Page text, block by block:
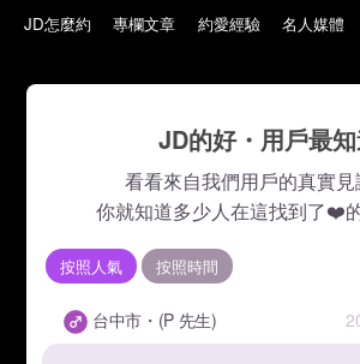
JD怎麼約 專欄文章 約愛經驗 名人媒體
JD的好・用戶最
看看來自我們用戶的真實見
你就知道多少人在這找到了❤️
按照人氣 按照時間
台中市・(P 先生)